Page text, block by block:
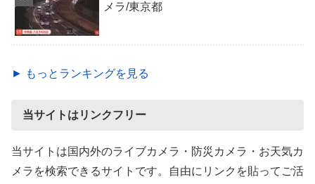
メラ/東京都
► もっとランキングを見る
当サイトはリンクフリー
当サイトは国内外のライブカメラ・防災カメラ・お天気カ
メラを検索できるサイトです。自由にリンクを貼ってご活